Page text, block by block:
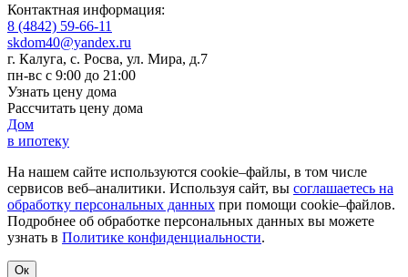
Контактная информация:
8 (4842) 59-66-11
skdom40@yandex.ru
г. Калуга, с. Росва, ул. Мира, д.7
пн-вс с 9:00 до 21:00
Узнать цену дома
Рассчитать цену дома
Дом
в ипотеку
На нашем сайте используются cookie–файлы, в том числе
сервисов веб–аналитики. Используя сайт, вы соглашаетесь на
обработку персональных данных при помощи cookie–файлов.
Подробнее об обработке персональных данных вы можете
узнать в Политике конфиденциальности.
Ок